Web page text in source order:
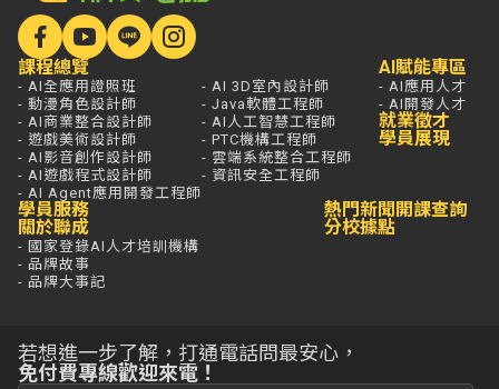
課程總覽
- AI全應用證照班
- 動漫角色設計師
- AI商業整合設計師
- 遊戲美術設計師
- AI影音創作設計師
- AI遊戲程式設計師
- AI Agent應用開發工程師
- AI 3D室內設計師
- Java軟體工程師
- AI人工智慧工程師
- PTC機構工程師
- 雲端系統整合工程師
- 資訊安全工程師
AI賦能專區
- AI應用人才
- AI開發人才
就業徵才
學員展現
學員服務
關於聯成
- 國家登錄AI人才培訓機構
- 品牌故事
- 品牌大事記
熱門新聞
分校據點
開課查詢
若想進一步了解，打通電話問最安心，
免付費專線歡迎來電！